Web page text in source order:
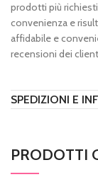
prodotti più richiesti
convenienza e
affidabile e
recensioni dei
SPEDIZIONI E
PRODOTTI